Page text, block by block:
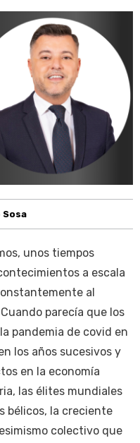
unos tiempos
a escala
al
parecía que los
pandemia de covid en
los años sucesivos y
en la economía
las élites mundiales
bélicos, la creciente
colectivo que